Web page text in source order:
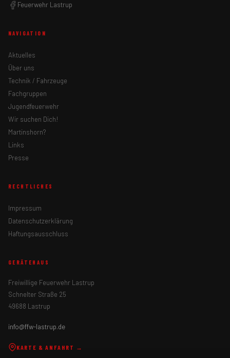
Feuerwehr Lastrup
NAVIGATION
Aktuelles
Über uns
Technik / Fahrzeuge
Fachgruppen
Jugendfeuerwehr
Wir suchen Dich!
Martinshorn?
Links
Presse
RECHTLICHES
Impressum
Datenschutzerklärung
Haftungsausschluss
GERÄTEHAUS
Freiwillige Feuerwehr Lastrup
Schnelter Straße 25
49688 Lastrup
info@ffw-lastrup.de
KARTE & ANFAHRT →